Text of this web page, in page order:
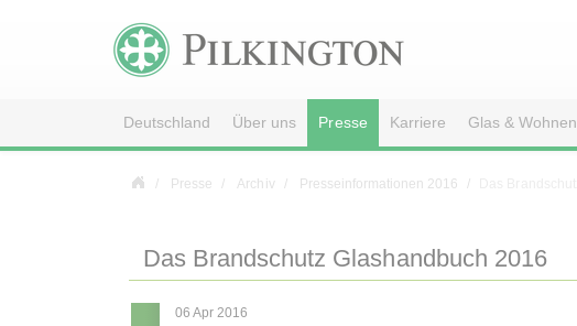
Deutschland Über uns Presse Karriere Glas & Wohnen
Presse Archiv Presseinformationen 2016
Das Brandschutz Glashandbuch 2016
06 Apr 2016